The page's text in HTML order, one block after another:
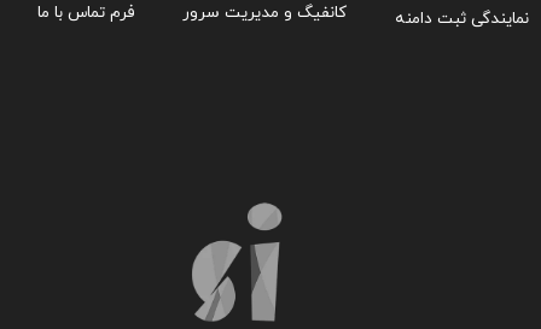
نمایندگی ثبت دامنه
کانفیگ و مدیریت سرور
فرم تماس با ما